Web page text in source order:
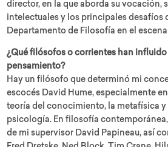
director, en la que aborda su vocación,
intelectuales y los principales desafíos
Departamento de Filosofía en el
¿Qué filósofos o corrientes han influido
pensamiento?
Hay un filósofo que determinó mi
escocés David Hume, especialmente
teoría del conocimiento, la metafísica y
psicología. En filosofía
de mi supervisor David Papineau, así